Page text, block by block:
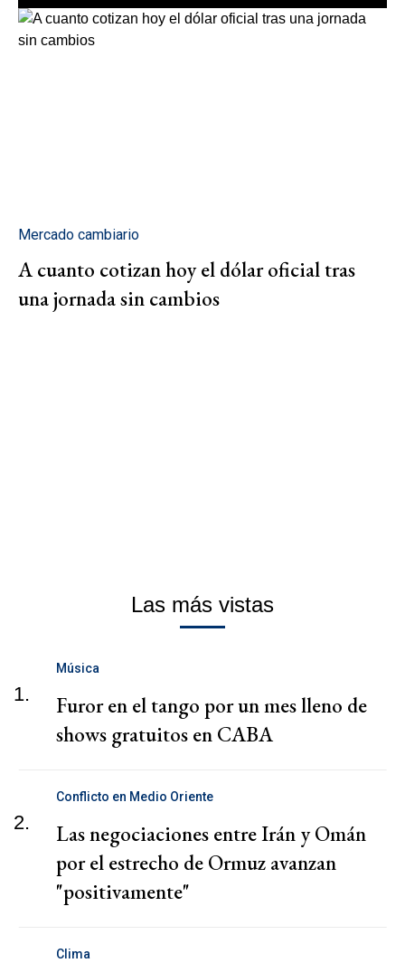
Mercado cambiario
A cuanto cotizan hoy el dólar oficial tras
una jornada sin cambios
Las más vistas
1.
Música
Furor en el tango por un mes lleno de
shows gratuitos en CABA
2.
Conflicto en Medio Oriente
Las negociaciones entre Irán y Omán
por el estrecho de Ormuz avanzan
"positivamente"
Clima